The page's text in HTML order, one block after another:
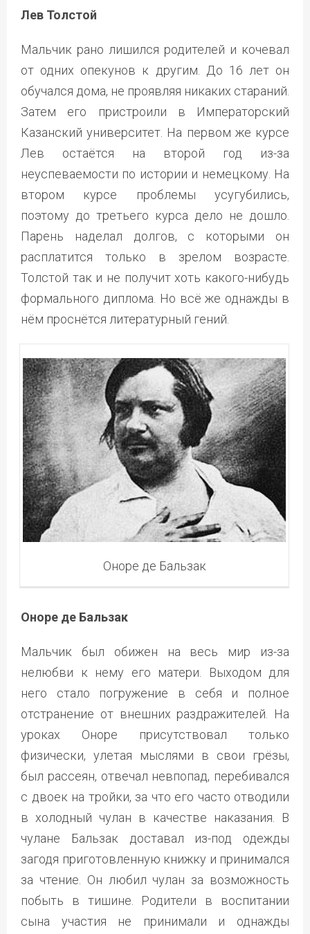
Лев Толстой
Мальчик рано лишился родителей и кочевал
от одних опекунов к другим. До 16 лет он
обучался дома, не проявляя никаких стараний.
Затем его пристроили в Императорский
Казанский университет. На первом же курсе
Лев остаётся на второй год из-за
неуспеваемости по истории и немецкому. На
втором курсе проблемы усугубились,
поэтому до третьего курса дело не дошло.
Парень наделал долгов, с которыми он
расплатится только в зрелом возрасте.
Толстой так и не получит хоть какого-нибудь
формального диплома. Но всё же однажды в
нём проснётся литературный гений.
Оноре де Бальзак
Оноре де Бальзак
Мальчик был обижен на весь мир из-за
нелюбви к нему его матери. Выходом для
него стало погружение в себя и полное
отстранение от внешних раздражителей. На
уроках Оноре присутствовал только
физически, улетая мыслями в свои грёзы,
был рассеян, отвечал невпопад, перебивался
с двоек на тройки, за что его часто отводили
в холодный чулан в качестве наказания. В
чулане Бальзак доставал из-под одежды
загодя приготовленную книжку и принимался
за чтение. Он любил чулан за возможность
побыть в тишине. Родители в воспитании
сына участия не принимали и однажды